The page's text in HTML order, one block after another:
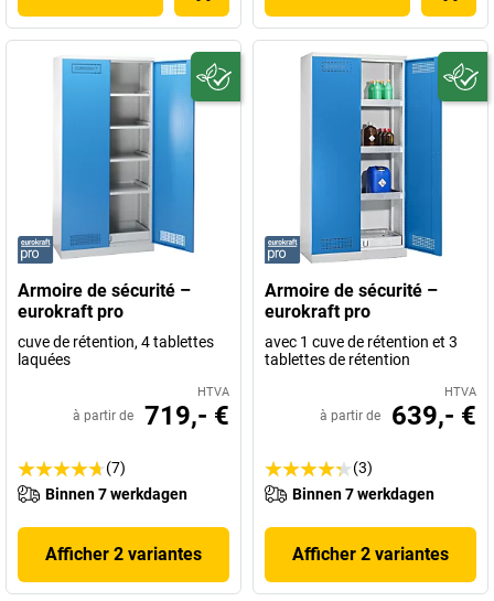
Armoire de sécurité –
eurokraft pro
cuve de rétention, 4 tablettes
laquées
HTVA
à partir de 719,- €
(7)
Binnen 7 werkdagen
Afficher 2 variantes
Armoire de sécurité –
eurokraft pro
avec 1 cuve de rétention et 3
tablettes de rétention
HTVA
à partir de 639,- €
(3)
Binnen 7 werkdagen
Afficher 2 variantes